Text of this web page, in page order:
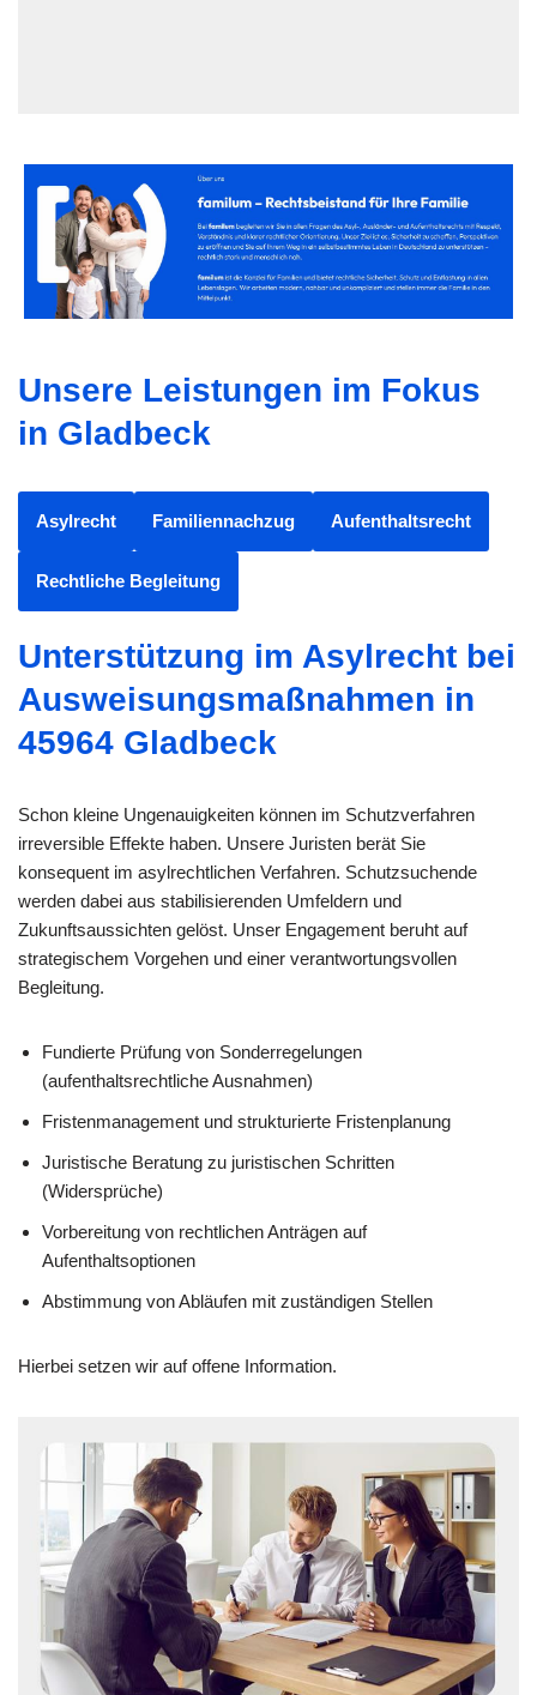
Unsere Leistungen im Fokus
in Gladbeck
Asylrecht Familiennachzug Aufenthaltsrecht
Rechtliche Begleitung
Unterstützung im Asylrecht bei
Ausweisungsmaßnahmen in
45964 Gladbeck
Schon kleine Ungenauigkeiten können im Schutzverfahren
irreversible Effekte haben. Unsere Juristen berät Sie
konsequent im asylrechtlichen Verfahren. Schutzsuchende
werden dabei aus stabilisierenden Umfeldern und
Zukunftsaussichten gelöst. Unser Engagement beruht auf
strategischem Vorgehen und einer verantwortungsvollen
Begleitung.
Fundierte Prüfung von Sonderregelungen
(aufenthaltsrechtliche Ausnahmen)
Fristenmanagement und strukturierte Fristenplanung
Juristische Beratung zu juristischen Schritten
(Widersprüche)
Vorbereitung von rechtlichen Anträgen auf
Aufenthaltsoptionen
Abstimmung von Abläufen mit zuständigen Stellen
Hierbei setzen wir auf offene Information.